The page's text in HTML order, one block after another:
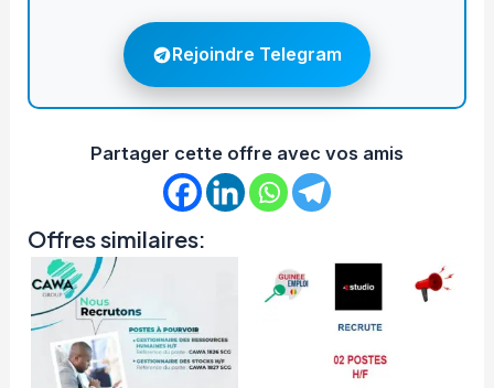
Rejoindre Telegram
Partager cette offre avec vos amis
Offres similaires: